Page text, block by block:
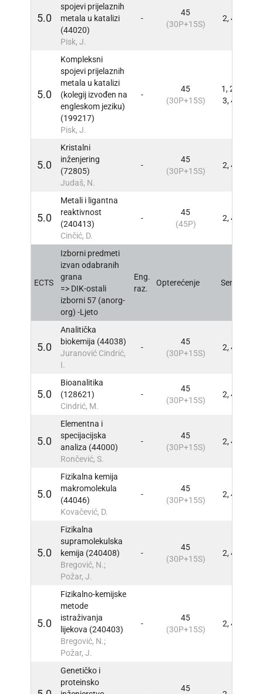
5.0
spojevi prijelaznih
metala u katalizi
(44020)
Pisk, J.
-
45
(30P+15S)
2, 4
5.0
Kompleksni
spojevi prijelaznih
metala u katalizi
(kolegij izvođen na
engleskom jeziku)
(199217)
Pisk, J.
-
45
(30P+15S)
1, 2,
3, 4
5.0
Kristalni
inženjering
(72805)
Judaš, N.
-
45
(30P+15S)
2, 4
5.0
Metali i ligantna
reaktivnost
(240413)
Cinčić, D.
-
45
(45P)
2, 4
ECTS
Izborni predmeti
izvan odabranih
grana
=> DIK-ostali
izborni 57 (anorg-
org) -Ljeto
Eng.
raz.
Opterećenje Sem
5.0
Analitička
biokemija (44038)
Juranović Cindrić,
I.
-
45
(30P+15S)
2, 4
5.0
Bioanalitika
(128621)
Cindrić, M.
-
45
(30P+15S)
2, 4
5.0
Elementna i
specijacijska
analiza (44000)
Rončević, S.
-
45
(30P+15S)
2, 4
5.0
Fizikalna kemija
makromolekula
(44046)
Kovačević, D.
-
45
(30P+15S)
2, 4
5.0
Fizikalna
supramolekulska
kemija (240408)
Bregović, N.;
Požar, J.
-
45
(30P+15S)
2, 4
5.0
Fizikalno-kemijske
metode
istraživanja
lijekova (240403)
Bregović, N.;
Požar, J.
-
45
(30P+15S)
2, 4
Genetičko i
proteinsko
45